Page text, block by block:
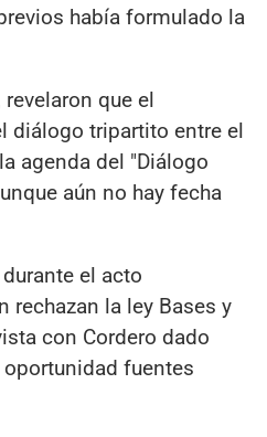
había formulado la
que el
diálogo tripartito entre el
agenda del "Diálogo
aún no hay fecha
el acto
la ley Bases y
con Cordero dado
fuentes